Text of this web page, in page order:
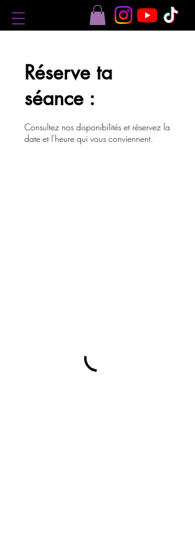
Réserve ta
séance :
Consultez nos disponibilités et réservez la
date et l'heure qui vous conviennent.